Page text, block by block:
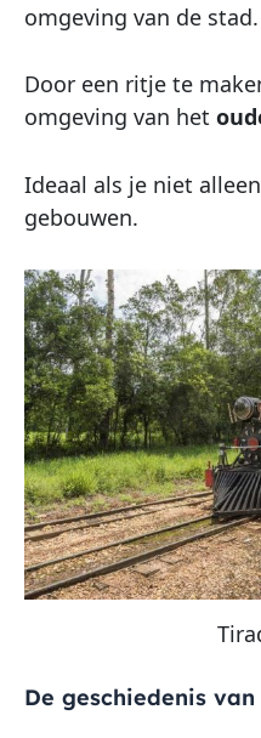
omgeving van de stad.
Door een ritje te
omgeving van het
Ideaal als je niet
gebouwen.
De geschiedenis